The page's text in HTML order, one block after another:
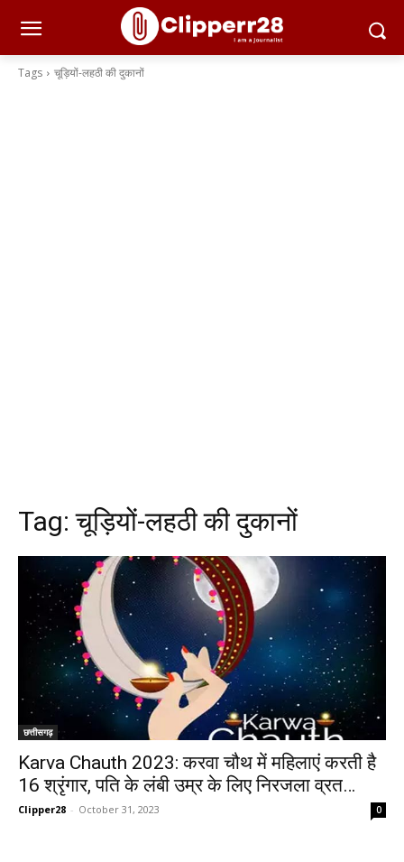
Tags चूड़ियों-लहठी की दुकानों
Tag:चूड़ियों-लहठी की दुकानों
छत्तीसगढ़
Karva Chauth 2023: करवा चौथ में महिलाएं करती है
16 श्रृंगार, पति के लंबी उम्र के लिए निरजला व्रत…
Clipper28 - October 31, 2023 0